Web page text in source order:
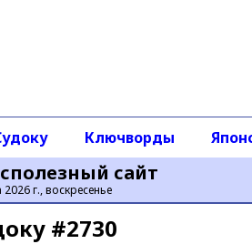
сайт
г., воскресенье
Ключворды
#2730